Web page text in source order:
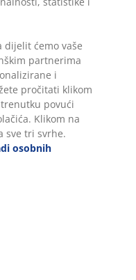
identifikatore kako bismo
posjeta našoj web
o vama u svrhu
marketinga.
ćemo vaše podatke
(npr. Google,
oglase. Više o
„PRILAGODI“ te u